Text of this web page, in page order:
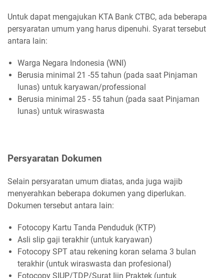
Untuk dapat mengajukan KTA Bank CTBC, ada beberapa
persyaratan umum yang harus dipenuhi. Syarat tersebut
antara lain:
Warga Negara Indonesia (WNI)
Berusia minimal 21 -55 tahun (pada saat Pinjaman
lunas) untuk karyawan/professional
Berusia minimal 25 - 55 tahun (pada saat Pinjaman
lunas) untuk wiraswasta
Persyaratan Dokumen
Selain persyaratan umum diatas, anda juga wajib
menyerahkan beberapa dokumen yang diperlukan.
Dokumen tersebut antara lain:
Fotocopy Kartu Tanda Penduduk (KTP)
Asli slip gaji terakhir (untuk karyawan)
Fotocopy SPT atau rekening koran selama 3 bulan
terakhir (untuk wiraswasta dan profesional)
Fotocopy SIUP/TDP/Surat Ijin Praktek (untuk